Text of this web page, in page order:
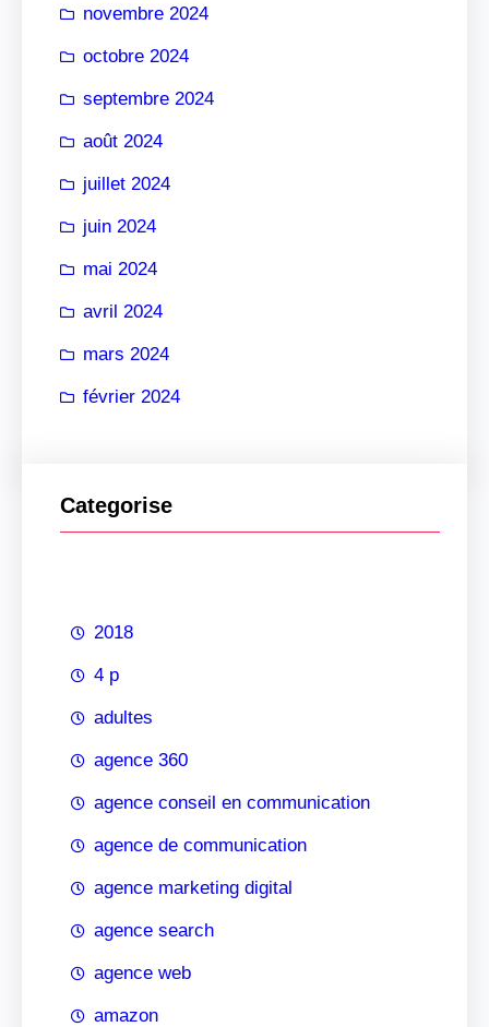
novembre 2024
octobre 2024
septembre 2024
août 2024
juillet 2024
juin 2024
mai 2024
avril 2024
mars 2024
février 2024
Categorise
2018
4 p
adultes
agence 360
agence conseil en communication
agence de communication
agence marketing digital
agence search
agence web
amazon